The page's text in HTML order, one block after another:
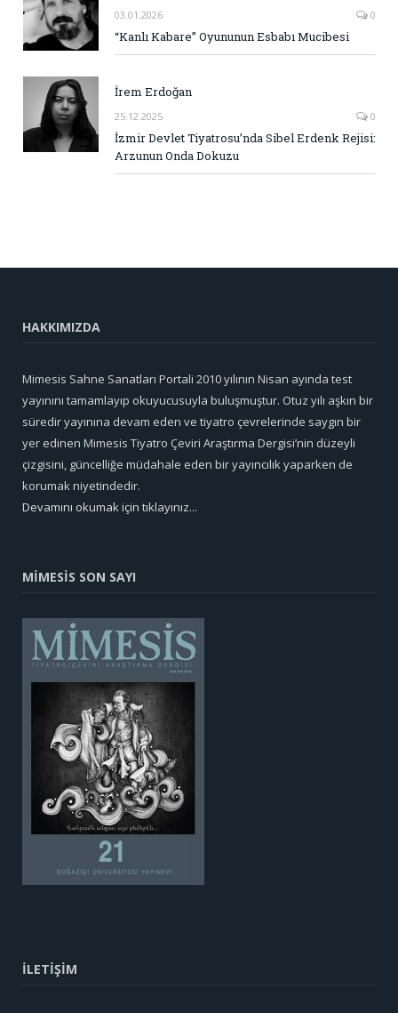
03.01.2026 0
“Kanlı Kabare” Oyununun Esbabı Mucibesi
İrem Erdoğan
25.12.2025 0
İzmir Devlet Tiyatrosu’nda Sibel Erdenk Rejisi:
Arzunun Onda Dokuzu
HAKKIMIZDA
Mimesis Sahne Sanatları Portali 2010 yılının Nisan ayında test
yayınını tamamlayıp okuyucusuyla buluşmuştur. Otuz yılı aşkın bir
süredir yayınına devam eden ve tiyatro çevrelerinde saygın bir
yer edinen Mimesis Tiyatro Çeviri Araştırma Dergisi’nin düzeyli
çizgisini, güncelliğe müdahale eden bir yayıncılık yaparken de
korumak niyetindedir.
Devamını okumak için tıklayınız...
MİMESİS SON SAYI
İLETİŞİM